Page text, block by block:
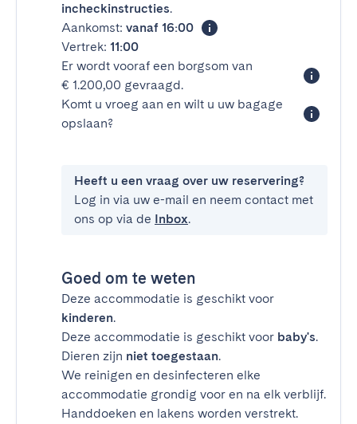
incheckinstructies.
Aankomst: vanaf 16:00
Vertrek: 11:00
Er wordt vooraf een borgsom van
€ 1.200,00 gevraagd.
Komt u vroeg aan en wilt u uw bagage
opslaan?
Heeft u een vraag over uw reservering?
Log in via uw e-mail en neem contact met
ons op via de Inbox.
Goed om te weten
Deze accommodatie is geschikt voor
kinderen.
Deze accommodatie is geschikt voor baby's.
Dieren zijn niet toegestaan.
We reinigen en desinfecteren elke
accommodatie grondig voor en na elk verblijf.
Handdoeken en lakens worden verstrekt.